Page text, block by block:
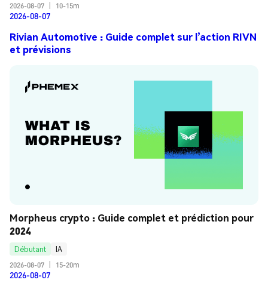
2026-08-07
10-15m
2026-08-07
Rivian Automotive : Guide complet sur l’action RIVN
et prévisions
Morpheus crypto : Guide complet et prédiction pour
2024
Débutant
IA
2026-08-07
15-20m
2026-08-07